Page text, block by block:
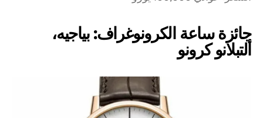
جائزة ساعة الكرونوغراف: بياجيه،
ألتبلانو كرونو